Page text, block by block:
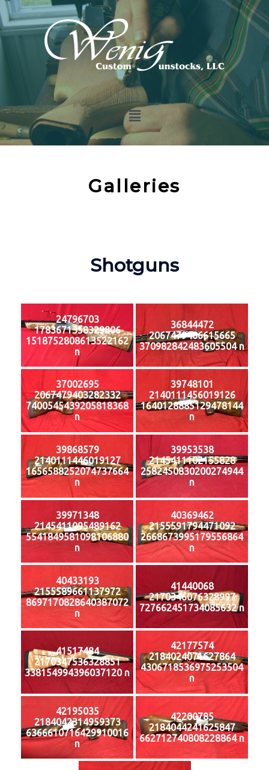
Galleries
Shotguns
24796703
1783671358329806
1518752808613522162
n
36844472
2067479406615665
370982842483605504 n
37002695
2067479403282332
7400545439205818368
n
39748101
2140111456019126
1640128885129478144
n
39868579
2140111446019127
1656588252074737664
n
39953538
2145411102155828
2582450830200274944
n
39971348
2145411095489162
5541849581098106880
n
40369462
2155591794471092
2668673995179556864
n
40433193
2155589661137972
8697170828640387072
n
41440068
2170346076328997
727662451734085632 n
41517484
2170347536328851
338154994396037120 n
42177574
2184024071627864
4306718536975253504
n
42195035
2184042314959373
6366610716429910016
n
42200785
2184044241625847
662712740808228864 n